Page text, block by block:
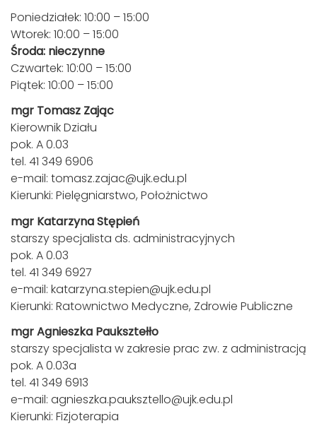
Poniedziałek: 10:00 – 15:00
Wtorek: 10:00 – 15:00
Środa: nieczynne
Czwartek: 10:00 – 15:00
Piątek: 10:00 – 15:00
mgr Tomasz Zając
Kierownik Działu
pok. A 0.03
tel. 41 349 6906
e-mail: tomasz.zajac@ujk.edu.pl
Kierunki: Pielęgniarstwo, Położnictwo
mgr Katarzyna Stępień
starszy specjalista ds. administracyjnych
pok. A 0.03
tel. 41 349 6927
e-mail: katarzyna.stepien@ujk.edu.pl
Kierunki: Ratownictwo Medyczne, Zdrowie Publiczne
mgr Agnieszka Pauksztełło
starszy specjalista w zakresie prac zw. z administracją
pok. A 0.03a
tel. 41 349 6913
e-mail: agnieszka.pauksztello@ujk.edu.pl
Kierunki: Fizjoterapia